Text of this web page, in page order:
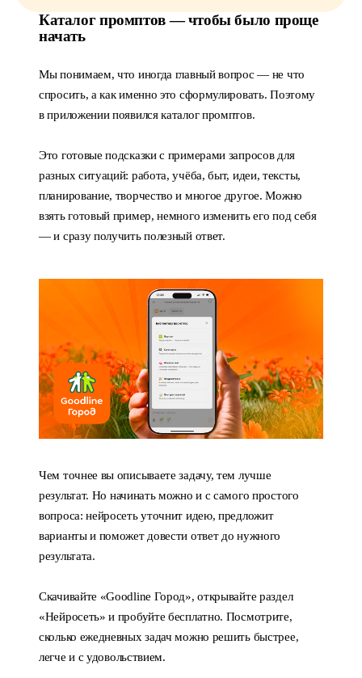
Каталог промптов — чтобы было проще
начать
Мы понимаем, что иногда главный вопрос — не что
спросить, а как именно это сформулировать. Поэтому
в приложении появился каталог промптов.
Это готовые подсказки с примерами запросов для
разных ситуаций: работа, учёба, быт, идеи, тексты,
планирование, творчество и многое другое. Можно
взять готовый пример, немного изменить его под себя
— и сразу получить полезный ответ.
Чем точнее вы описываете задачу, тем лучше
результат. Но начинать можно и с самого простого
вопроса: нейросеть уточнит идею, предложит
варианты и поможет довести ответ до нужного
результата.
Скачивайте «Goodline Город», открывайте раздел
«Нейросеть» и пробуйте бесплатно. Посмотрите,
сколько ежедневных задач можно решить быстрее,
легче и с удовольствием.